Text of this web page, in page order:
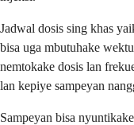
Jadwal dosis sing khas
bisa uga mbutuhake
nemtokake dosis lan
lan kepiye sampeyan
Sampeyan bisa